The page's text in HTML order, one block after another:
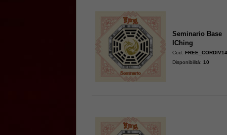
Seminario Base
IChing
Cod.
Disponibilità:10